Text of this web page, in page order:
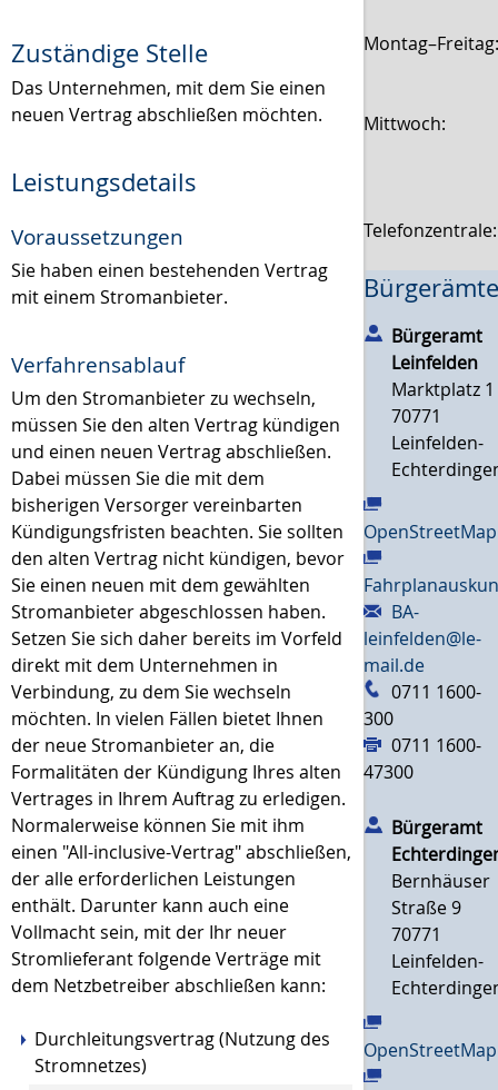
Zuständige Stelle
Das Unternehmen, mit dem Sie einen
neuen Vertrag abschließen möchten.
Leistungsdetails
Voraussetzungen
Sie haben einen bestehenden Vertrag
mit einem Stromanbieter.
Verfahrensablauf
Um den Stromanbieter zu wechseln,
müssen Sie den alten Vertrag kündigen
und einen neuen Vertrag abschließen.
Dabei müssen Sie die mit dem
bisherigen Versorger vereinbarten
Kündigungsfristen beachten. Sie sollten
den alten Vertrag nicht kündigen, bevor
Sie einen neuen mit dem gewählten
Stromanbieter abgeschlossen haben.
Setzen Sie sich daher bereits im Vorfeld
direkt mit dem Unternehmen in
Verbindung, zu dem Sie wechseln
möchten. In vielen Fällen bietet Ihnen
der neue Stromanbieter an, die
Formalitäten der Kündigung Ihres alten
Vertrages in Ihrem Auftrag zu erledigen.
Normalerweise können Sie mit ihm
einen "All-inclusive-Vertrag" abschließen,
der alle erforderlichen Leistungen
enthält. Darunter kann auch eine
Vollmacht sein, mit der Ihr neuer
Stromlieferant folgende Verträge mit
dem Netzbetreiber abschließen kann:
Durchleitungsvertrag (Nutzung des
Stromnetzes)
Mittwoch:
Bürgeramt
Leinfelden
Marktplatz 1
70771
Leinfelden-
OpenStreetMap
BA-
leinfelden@le-
mail.de
0711 1600-
300
0711 1600-
47300
Bürgeramt
Bernhäuser
Straße 9
70771
Leinfelden-
OpenStreetMap